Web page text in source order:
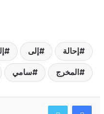
إلى إليك
سامي محمد